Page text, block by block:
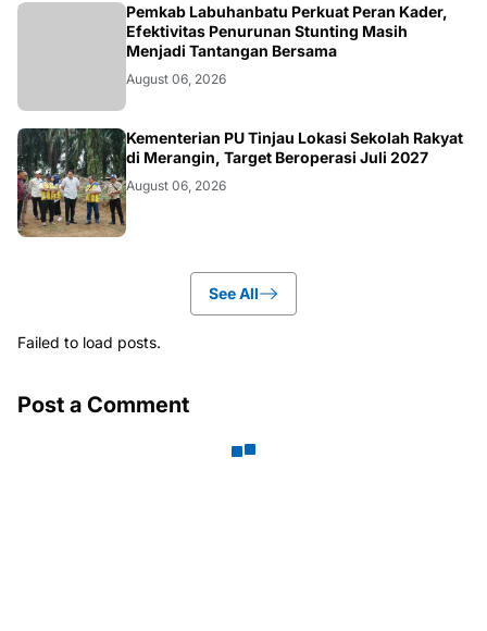
Pemkab Labuhanbatu Perkuat Peran Kader,
Efektivitas Penurunan Stunting Masih
Menjadi Tantangan Bersama
August 06, 2026
BANGKO
Kementerian PU Tinjau Lokasi Sekolah Rakyat
di Merangin, Target Beroperasi Juli 2027
August 06, 2026
See All
Failed to load posts.
Post a Comment